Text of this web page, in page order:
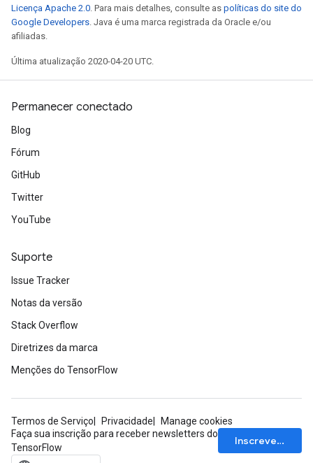
Licença Apache 2.0. Para mais detalhes, consulte as políticas do site do
Google Developers. Java é uma marca registrada da Oracle e/ou
afiliadas.
Última atualização 2020-04-20 UTC.
Permanecer conectado
Blog
Fórum
GitHub
Twitter
YouTube
Suporte
Issue Tracker
Notas da versão
Stack Overflow
Diretrizes da marca
Menções do TensorFlow
Termos de Serviço Privacidade
Manage cookies
Faça sua inscrição para receber newsletters do
TensorFlow
Inscrever-se